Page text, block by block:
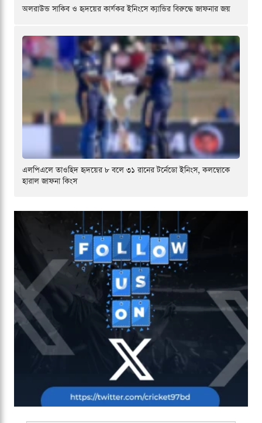
অলরাউন্ড সাকিব ও হৃদয়ের কার্যকর ইনিংসে ক্যান্ডির বিরুদ্ধে জাফনার জয়
এলপিএলে তাওহিদ হৃদয়ের ৮ বলে ৩১ রানের টর্নেডো ইনিংস, কলম্বোকে
হারাল জাফনা কিংস